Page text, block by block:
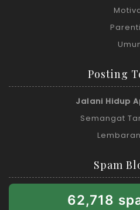
Posting
Jalani Hidup
Semangat
Spam
62,718